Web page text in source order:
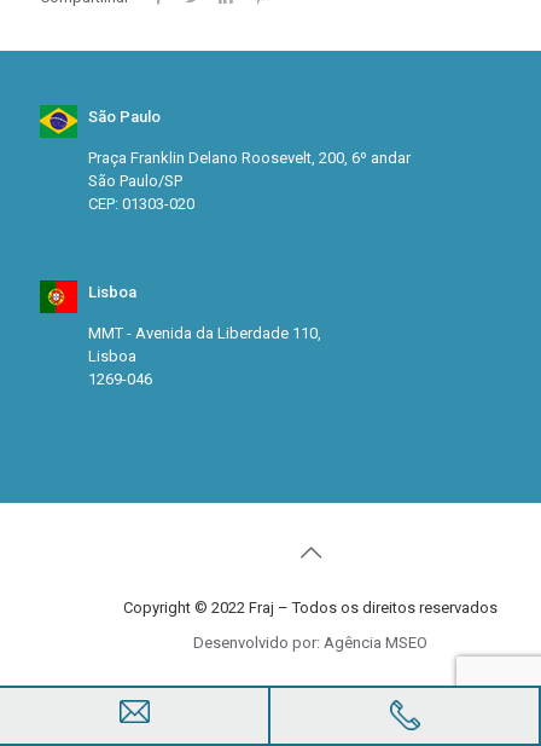
São Paulo
Praça Franklin Delano Roosevelt, 200, 6º andar
São Paulo/SP
CEP: 01303-020
Lisboa
MMT - Avenida da Liberdade 110,
Lisboa
1269-046
Copyright © 2022 Fraj – Todos os direitos reservados
Desenvolvido por: Agência MSEO